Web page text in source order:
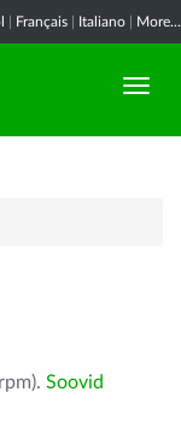
Français Italiano More...
Soovid